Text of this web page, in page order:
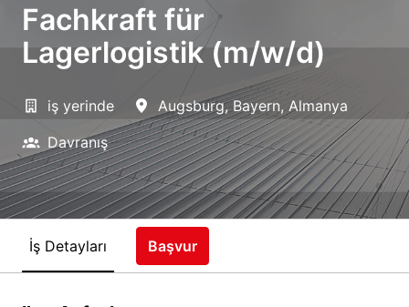
Fachkraft für
Lagerlogistik (m/w/d)
iş yerinde Augsburg, Bayern, Almanya
Davranış
İş Detayları Başvur